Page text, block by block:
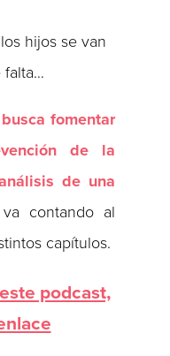
hijos se van
falta…
fomentar
de la
de una
contando al
capítulos.
podcast,